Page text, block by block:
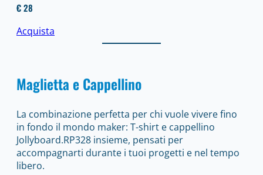
€ 28
Acquista
Maglietta e Cappellino
La combinazione perfetta per chi vuole vivere fino
in fondo il mondo maker: T-shirt e cappellino
Jollyboard.RP328 insieme, pensati per
accompagnarti durante i tuoi progetti e nel tempo
libero.